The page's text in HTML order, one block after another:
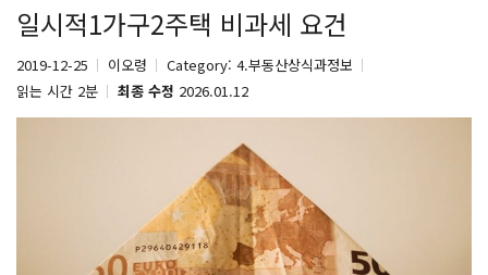
일시적1가구2주택 비과세 요건
2019-12-25 이오령 Category: 4.부동산상식과정보
읽는 시간 2분
최종 수정 2026.01.12